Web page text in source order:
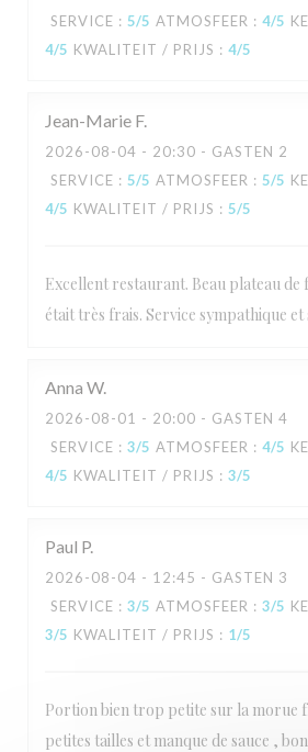
SERVICE : 5/5 ATMOSFEER : 4/5
4/5 KWALITEIT / PRIJS : 4/5
Jean-Marie F
2026-08-04 - 20:30 - GASTEN 2
SERVICE : 5/5 ATMOSFEER : 5/5
4/5 KWALITEIT / PRIJS : 5/5
Excellent restaurant. Beau plateau de
était très frais. Service sympathique
Anna W
2026-08-01 - 20:00 - GASTEN 4
SERVICE : 3/5 ATMOSFEER : 4/5
4/5 KWALITEIT / PRIJS : 3/5
Paul P
2026-08-04 - 12:45 - GASTEN 3
SERVICE : 3/5 ATMOSFEER : 3/5
3/5 KWALITEIT / PRIJS : 1/5
Portion bien trop petite sur la morue
petites tailles et manque de sauce ,